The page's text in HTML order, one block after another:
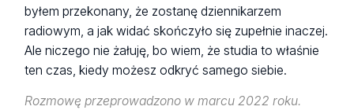
byłem przekonany, że zostanę dziennikarzem
radiowym, a jak widać skończyło się zupełnie inaczej.
Ale niczego nie żałuję, bo wiem, że studia to właśnie
ten czas, kiedy możesz odkryć samego siebie.
Rozmowę przeprowadzono w marcu 2022 roku.